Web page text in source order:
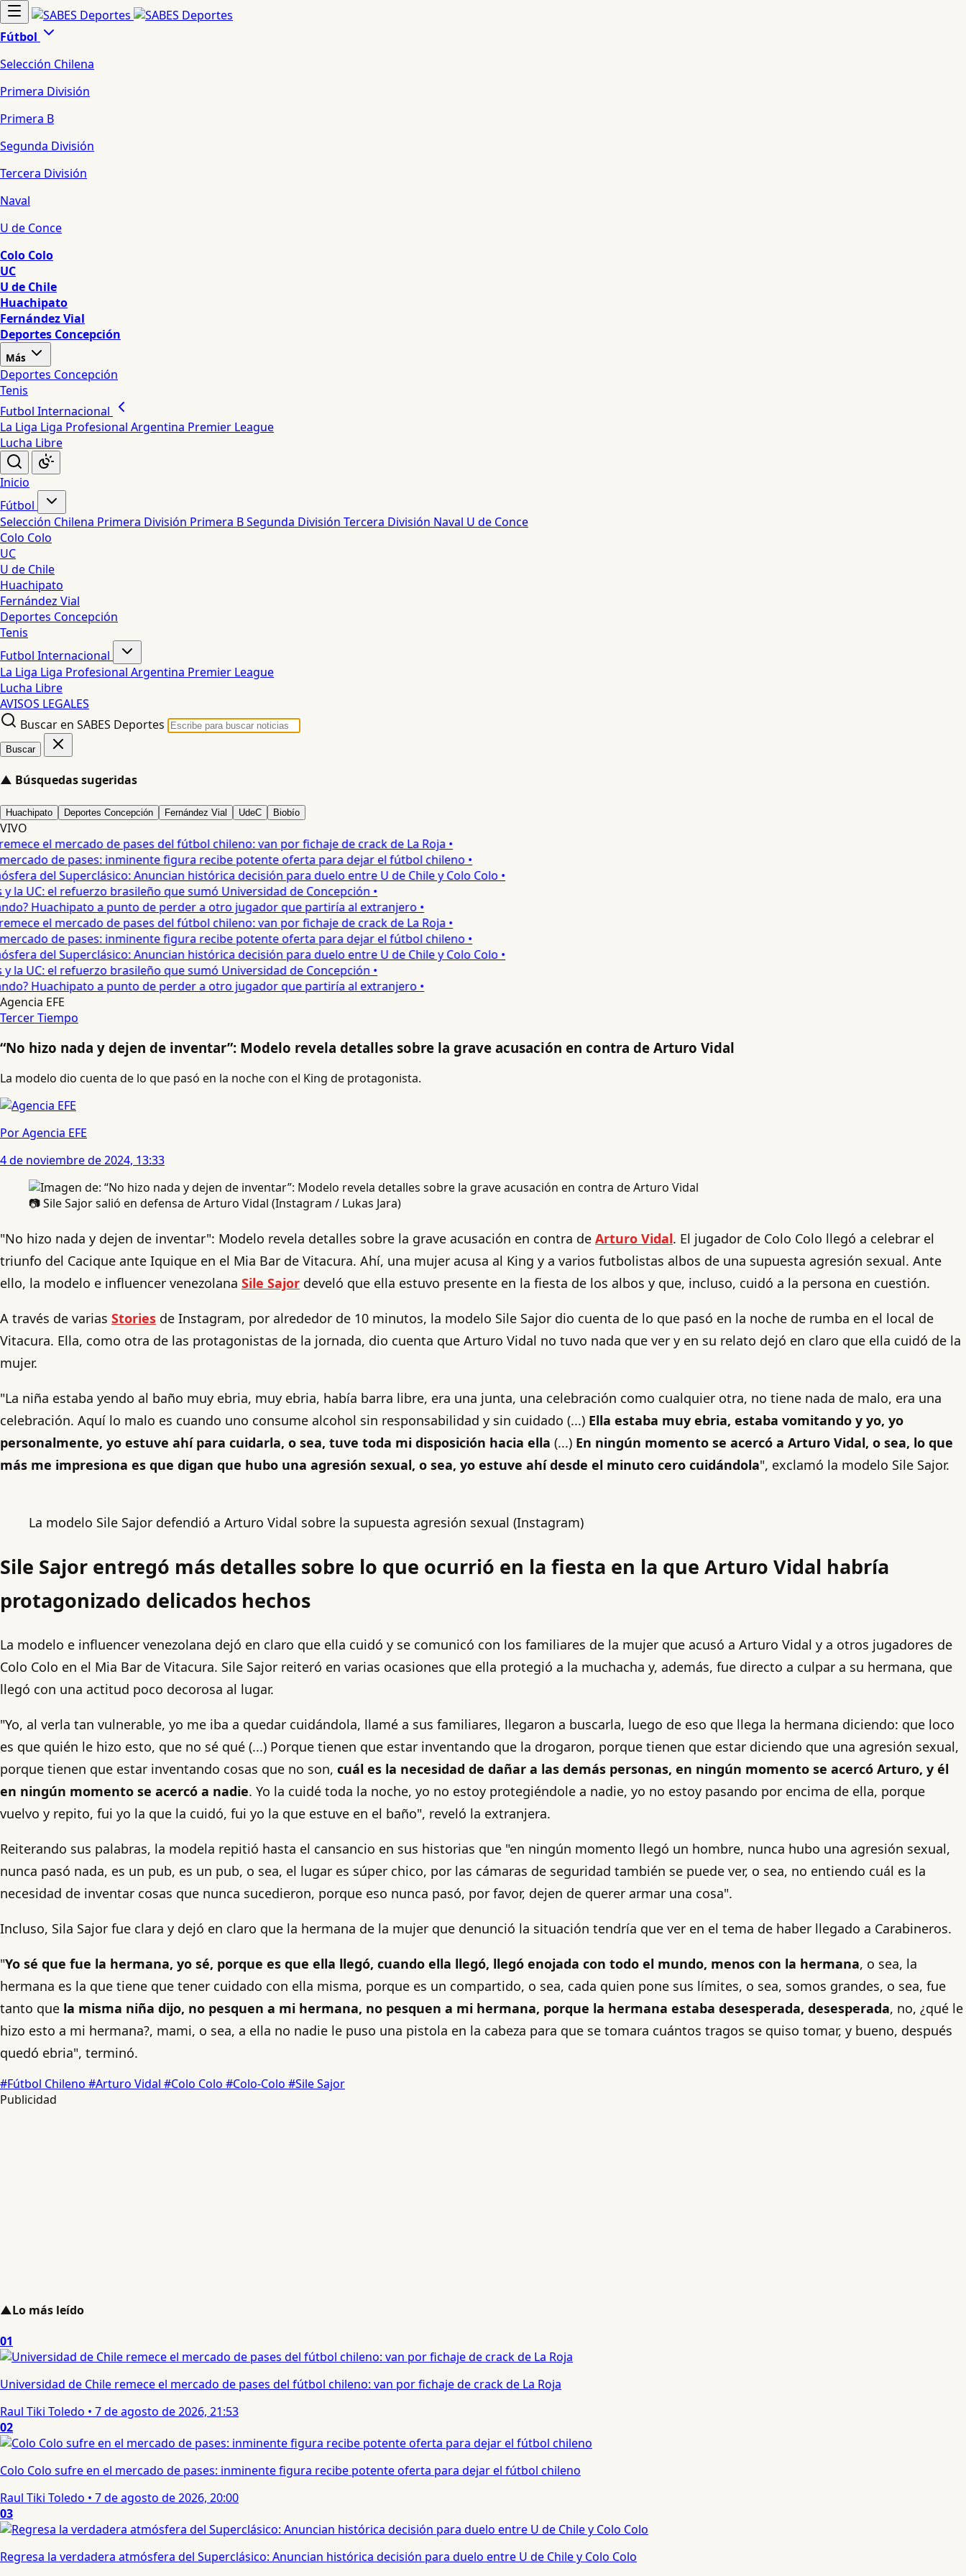
Fútbol
Selección Chilena
Primera División
Primera B
Segunda División
Tercera División
Naval
U de Conce
Colo Colo
UC
U de Chile
Huachipato
Fernández Vial
Deportes Concepción
Más
Deportes Concepción
Tenis
Futbol Internacional
La Liga Liga Profesional Argentina Premier League
Lucha Libre
Inicio
Fútbol
Selección Chilena Primera División Primera BSegunda División Tercera División Naval U de Conce
Colo Colo
UC
U de Chile
Huachipato
Fernández Vial
Deportes Concepción
Tenis
Futbol Internacional
La Liga Liga Profesional Argentina Premier League
Lucha Libre
AVISOS LEGALES
Buscar en SABES Deportes
Buscar
▲ Búsquedas sugeridas
Huachipato Deportes Concepción Fernández Vial UdeC Biobío
VIVO
el mercado de pases del fútbol chileno: van por fichaje de crack de La Roja •
de pases: inminente figura recibe potente oferta para dejar el fútbol chileno •
del Superclásico: Anuncian histórica decisión para duelo entre U de Chile y Colo Colo •
UC: el refuerzo brasileño que sumó Universidad de Concepción •
Huachipato a punto de perder a otro jugador que partiría al extranjero •
el mercado de pases del fútbol chileno: van por fichaje de crack de La Roja •
de pases: inminente figura recibe potente oferta para dejar el fútbol chileno •
del Superclásico: Anuncian histórica decisión para duelo entre U de Chile y Colo Colo •
UC: el refuerzo brasileño que sumó Universidad de Concepción •
Huachipato a punto de perder a otro jugador que partiría al extranjero •
Agencia EFE
Tercer Tiempo
“No hizo nada y dejen de inventar”: Modelo revela detalles sobre la grave acusación en contra de Arturo Vidal
La modelo dio cuenta de lo que pasó en la noche con el King de protagonista.
Por Agencia EFE
4 de noviembre de 2024, 13:33
📷 Sile Sajor salió en defensa de Arturo Vidal (Instagram / Lukas Jara)
"No hizo nada y dejen de inventar": Modelo revela detalles sobre la grave acusación en contra de Arturo Vidal. El jugador de Colo Colo llegó a celebrar el
triunfo del Cacique ante Iquique en el Mia Bar de Vitacura. Ahí, una mujer acusa al King y a varios futbolistas albos de una supuesta agresión sexual. Ante
ello, la modelo e influencer venezolana Sile Sajor develó que ella estuvo presente en la fiesta de los albos y que, incluso, cuidó a la persona en cuestión.
A través de varias Stories de Instagram, por alrededor de 10 minutos, la modelo Sile Sajor dio cuenta de lo que pasó en la noche de rumba en el local de
Vitacura. Ella, como otra de las protagonistas de la jornada, dio cuenta que Arturo Vidal no tuvo nada que ver y en su relato dejó en claro que ella cuidó de la
mujer.
"La niña estaba yendo al baño muy ebria, muy ebria, había barra libre, era una junta, una celebración como cualquier otra, no tiene nada de malo, era una
celebración. Aquí lo malo es cuando uno consume alcohol sin responsabilidad y sin cuidado (...) Ella estaba muy ebria, estaba vomitando y yo, yo
personalmente, yo estuve ahí para cuidarla, o sea, tuve toda mi disposición hacia ella (...) En ningún momento se acercó a Arturo Vidal, o sea, lo que
más me impresiona es que digan que hubo una agresión sexual, o sea, yo estuve ahí desde el minuto cero cuidándola", exclamó la modelo Sile Sajor.
La modelo Sile Sajor defendió a Arturo Vidal sobre la supuesta agresión sexual (Instagram)
Sile Sajor entregó más detalles sobre lo que ocurrió en la fiesta en la que Arturo Vidal habría
protagonizado delicados hechos
La modelo e influencer venezolana dejó en claro que ella cuidó y se comunicó con los familiares de la mujer que acusó a Arturo Vidal y a otros jugadores de
Colo Colo en el Mia Bar de Vitacura. Sile Sajor reiteró en varias ocasiones que ella protegió a la muchacha y, además, fue directo a culpar a su hermana, que
llegó con una actitud poco decorosa al lugar.
"Yo, al verla tan vulnerable, yo me iba a quedar cuidándola, llamé a sus familiares, llegaron a buscarla, luego de eso que llega la hermana diciendo: que loco
es que quién le hizo esto, que no sé qué (...) Porque tienen que estar inventando que la drogaron, porque tienen que estar diciendo que una agresión sexual,
porque tienen que estar inventando cosas que no son, cuál es la necesidad de dañar a las demás personas, en ningún momento se acercó Arturo, y él
en ningún momento se acercó a nadie. Yo la cuidé toda la noche, yo no estoy protegiéndole a nadie, yo no estoy pasando por encima de ella, porque
vuelvo y repito, fui yo la que la cuidó, fui yo la que estuve en el baño", reveló la extranjera.
Reiterando sus palabras, la modela repitió hasta el cansancio en sus historias que "en ningún momento llegó un hombre, nunca hubo una agresión sexual,
nunca pasó nada, es un pub, es un pub, o sea, el lugar es súper chico, por las cámaras de seguridad también se puede ver, o sea, no entiendo cuál es la
necesidad de inventar cosas que nunca sucedieron, porque eso nunca pasó, por favor, dejen de querer armar una cosa".
Incluso, Sila Sajor fue clara y dejó en claro que la hermana de la mujer que denunció la situación tendría que ver en el tema de haber llegado a Carabineros.
"Yo sé que fue la hermana, yo sé, porque es que ella llegó, cuando ella llegó, llegó enojada con todo el mundo, menos con la hermana, o sea, la
hermana es la que tiene que tener cuidado con ella misma, porque es un compartido, o sea, cada quien pone sus límites, o sea, somos grandes, o sea, fue
tanto que la misma niña dijo, no pesquen a mi hermana, no pesquen a mi hermana, porque la hermana estaba desesperada, desesperada, no, ¿qué le
hizo esto a mi hermana?, mami, o sea, a ella no nadie le puso una pistola en la cabeza para que se tomara cuántos tragos se quiso tomar, y bueno, después
quedó ebria", terminó.
#Fútbol Chileno #Arturo Vidal #Colo Colo #Colo-Colo #Sile Sajor
Publicidad
▲Lo más leído
01
Universidad de Chile remece el mercado de pases del fútbol chileno: van por fichaje de crack de La Roja
Raul Tiki Toledo • 7 de agosto de 2026, 21:53
02
Colo Colo sufre en el mercado de pases: inminente figura recibe potente oferta para dejar el fútbol chileno
Raul Tiki Toledo • 7 de agosto de 2026, 20:00
03
Regresa la verdadera atmósfera del Superclásico: Anuncian histórica decisión para duelo entre U de Chile y Colo Colo